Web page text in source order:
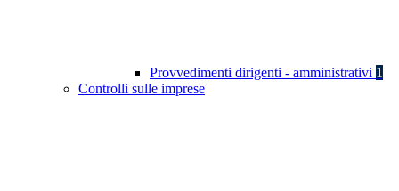
Provvedimenti dirigenti - amministrativi 1
Controlli sulle imprese